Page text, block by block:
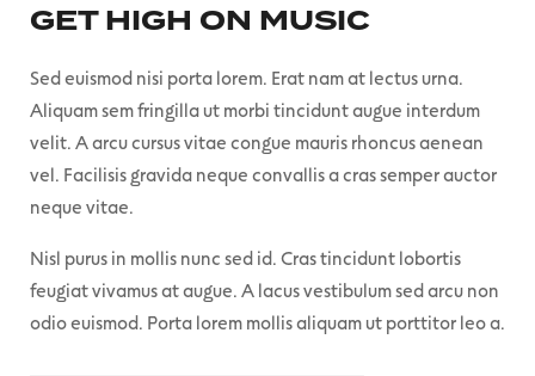
GET HIGH ON MUSIC
Sed euismod nisi porta lorem. Erat nam at lectus urna.
Aliquam sem fringilla ut morbi tincidunt augue interdum
velit. A arcu cursus vitae congue mauris rhoncus aenean
vel. Facilisis gravida neque convallis a cras semper auctor
neque vitae.
Nisl purus in mollis nunc sed id. Cras tincidunt lobortis
feugiat vivamus at augue. A lacus vestibulum sed arcu non
odio euismod. Porta lorem mollis aliquam ut porttitor leo a.